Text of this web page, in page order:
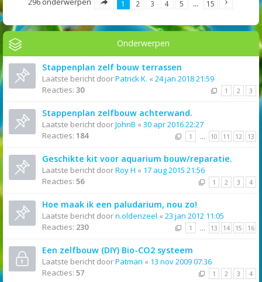
1 2 3 4 5 … 15
Onderwerpen
Stappenplan zelf bouw terrassen
Laatste bericht doorPatrick K. « 24 jan 2018 21:59
Reacties: 30 1 2 3
Stappenplan zelfbouw achterwand.
Laatste bericht doorJohnB « 30 apr 2016 22:27
Reacties: 184 1 … 10 11 12 13
Geschikte kit voor aquarium bouw/reparatie.
Laatste bericht doorRoy H « 17 aug 2015 21:56
Reacties: 56 1 2 3 4
Hoe maak ik een paludarium, nou zo!
Laatste bericht doorn.oldenzeel « 23 jan 2012 11:05
Reacties: 230 1 … 13 14 15 16
Een zelfbouw (DIY) Bio-CO2 systeem
Laatste bericht doorPatman « 13 nov 2009 07:36
Reacties: 57 1 2 3 4